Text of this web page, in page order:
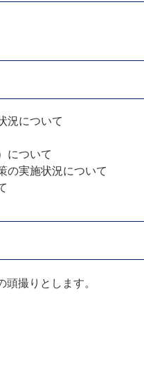
況について
について
の実施状況について
撮りとします。